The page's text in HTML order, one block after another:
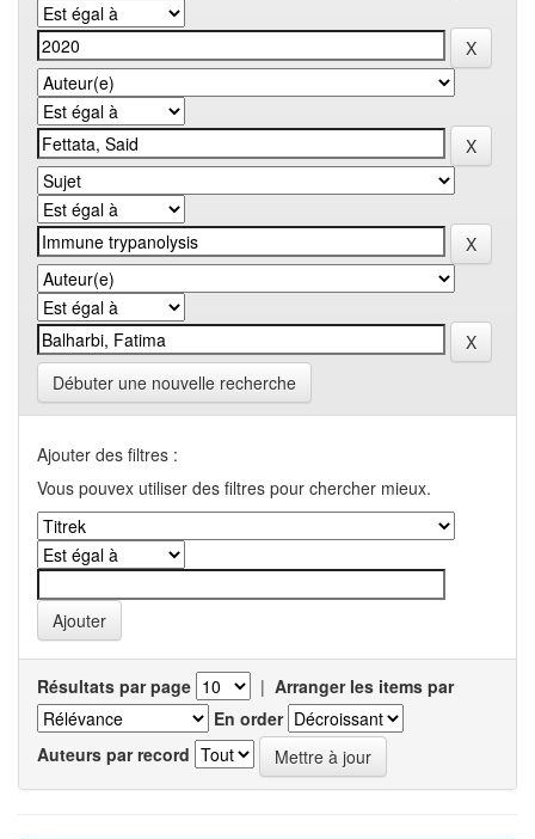
Débuter une nouvelle recherche
Ajouter des filtres :
Vous pouvex utiliser des filtres pour chercher mieux.
Résultats par page | Arranger les items par
En order
Auteurs par record